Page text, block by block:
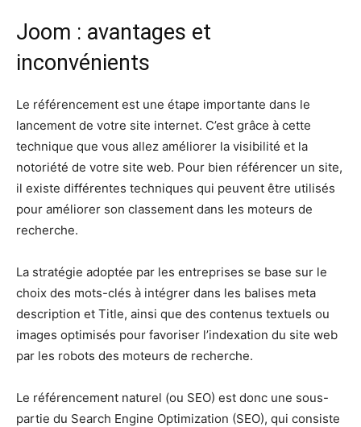
Joom : avantages et
inconvénients
Le référencement est une étape importante dans le
lancement de votre site internet. C’est grâce à cette
technique que vous allez améliorer la visibilité et la
notoriété de votre site web. Pour bien référencer un site,
il existe différentes techniques qui peuvent être utilisés
pour améliorer son classement dans les moteurs de
recherche.
La stratégie adoptée par les entreprises se base sur le
choix des mots-clés à intégrer dans les balises meta
description et Title, ainsi que des contenus textuels ou
images optimisés pour favoriser l’indexation du site web
par les robots des moteurs de recherche.
Le référencement naturel (ou SEO) est donc une sous-
partie du Search Engine Optimization (SEO), qui consiste